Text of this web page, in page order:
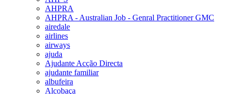
AHPRA
AHPRA - Australian Job - Genral Practitioner GMC
airedale
airlines
airways
ajuda
Ajudante Acção Directa
ajudante familiar
albufeira
Alcobaça